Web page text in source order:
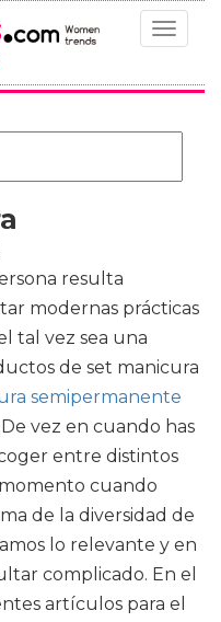
Toggle
resulta
modernas prácticas
tal vez sea una
de set manicura
semipermanente
vez en cuando has
entre distintos
cuando
de la diversidad de
lo relevante y en
complicado. En el
artículos para el